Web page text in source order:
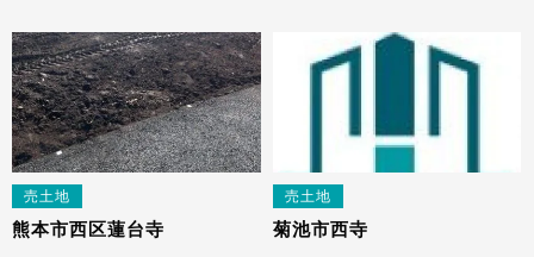
売土地
熊本市西区蓮台寺
売土地
菊池市西寺